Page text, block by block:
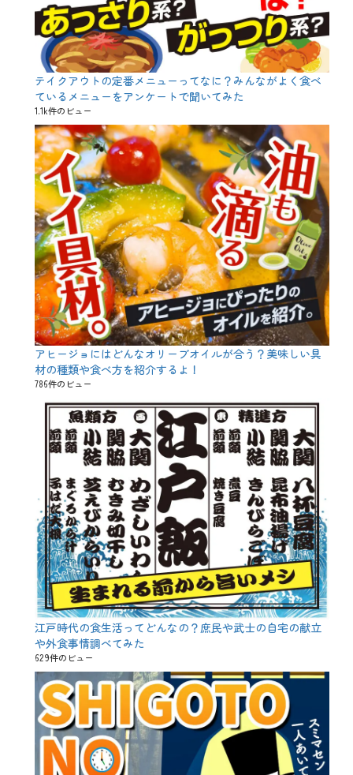
テイクアウトの定番メニューってなに？みんながよく食べ
ているメニューをアンケートで聞いてみた
1.1k件のビュー
アヒージョにはどんなオリーブオイルが合う？美味しい具
材の種類や食べ方を紹介するよ！
786件のビュー
江戸時代の食生活ってどんなの？庶民や武士の自宅の献立
や外食事情調べてみた
629件のビュー